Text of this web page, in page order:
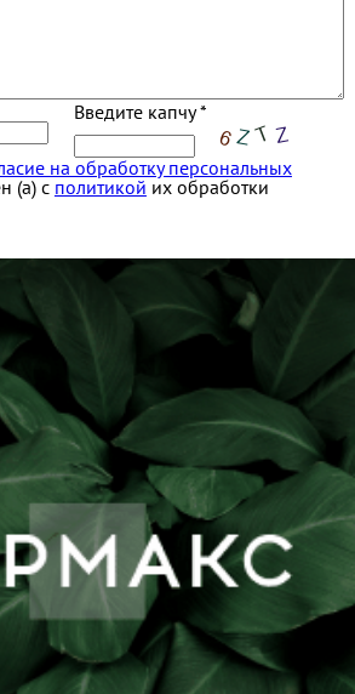
Введите капчу *
на обработку персональных
(а) с политикой их обработки